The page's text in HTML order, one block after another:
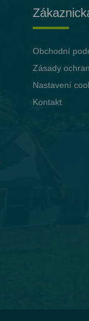
Obchodní
Zásady
Nastavení
Kontakt